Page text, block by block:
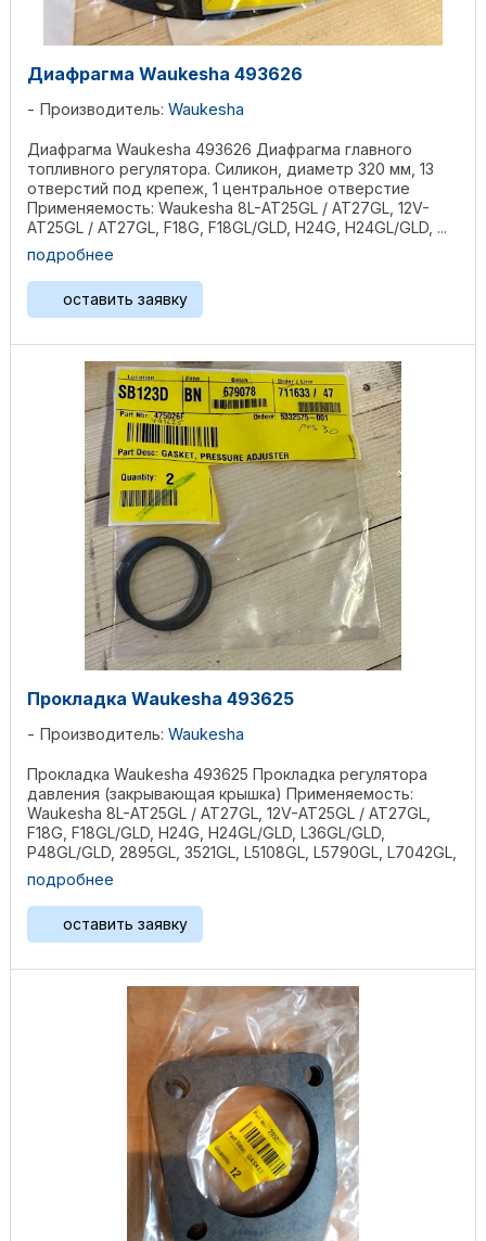
Диафрагма Waukesha 493626
Производитель: Waukesha
Диафрагма Waukesha 493626 Диафрагма главного
топливного регулятора. Силикон, диаметр 320 мм, 13
отверстий под крепеж, 1 центральное отверстие
Применяемость: Waukesha 8L-AT25GL / AT27GL, 12V-
AT25GL / AT27GL, F18G, F18GL/GLD, H24G, H24GL/GLD, ...
подробнее
оставить заявку
Прокладка Waukesha 493625
Производитель: Waukesha
Прокладка Waukesha 493625 Прокладка регулятора
давления (закрывающая крышка) Применяемость:
Waukesha 8L-AT25GL / AT27GL, 12V-AT25GL / AT27GL,
F18G, F18GL/GLD, H24G, H24GL/GLD, L36GL/GLD,
P48GL/GLD, 2895GL, 3521GL, L5108GL, L5790GL, L7042GL,
P5115GL, ...
подробнее
оставить заявку